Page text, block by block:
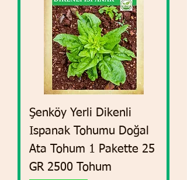
Şenköy Yerli Dikenli
Ispanak Tohumu Doğal
Ata Tohum 1 Pakette 25
GR 2500 Tohum